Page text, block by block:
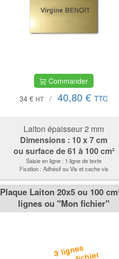
Commander
34 € HT / 40,80 € TTC
Laiton épaisseur 2 mm
Dimensions : 10 x 7 cm
ou surface de61 à 100 cm²
Saisie en ligne : 1 ligne de texte
Fixation : Adhésif ou Vis et cache vis
Plaque Laiton 20x5 ou 100
lignes ou ''Mon fichier''